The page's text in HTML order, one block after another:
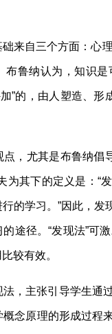
来自三个方面：心
布鲁纳认为，知识
”的，由人塑造、
，尤其是布鲁纳倡
为其下的定义是：“
的学习。”因此，
途径。“发现法”可
较有效。
，主张引导学生通
念原理的形成过程